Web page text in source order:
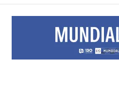
ARGENTINA
ESTADOS UNIDOS